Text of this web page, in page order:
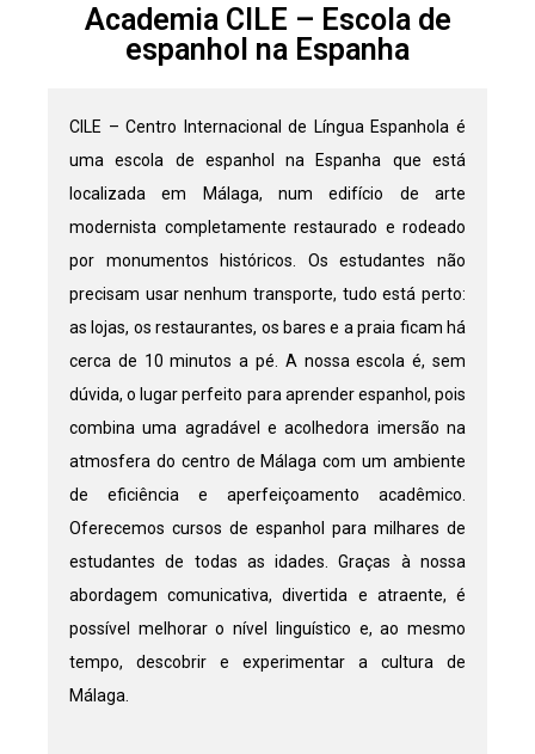
Academia CILE – Escola de
espanhol na Espanha
CILE – Centro Internacional de Língua Espanhola é
uma escola de espanhol na Espanha que está
localizada em Málaga, num edifício de arte
modernista completamente restaurado e rodeado
por monumentos históricos. Os estudantes não
precisam usar nenhum transporte, tudo está perto:
as lojas, os restaurantes, os bares e a praia ficam há
cerca de 10 minutos a pé. A nossa escola é, sem
dúvida, o lugar perfeito para aprender espanhol, pois
combina uma agradável e acolhedora imersão na
atmosfera do centro de Málaga com um ambiente
de eficiência e aperfeiçoamento acadêmico.
Oferecemos cursos de espanhol para milhares de
estudantes de todas as idades. Graças à nossa
abordagem comunicativa, divertida e atraente, é
possível melhorar o nível linguístico e, ao mesmo
tempo, descobrir e experimentar a cultura de
Málaga.